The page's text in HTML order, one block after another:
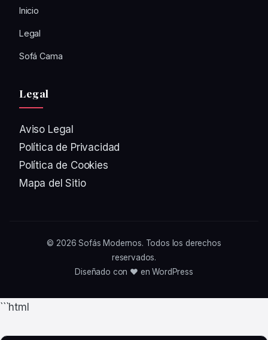
Inicio
Legal
Sofá Cama
Legal
Aviso Legal
Política de Privacidad
Política de Cookies
Mapa del Sitio
© 2026Sofás Modernos. Todos los derechos
reservados.
Diseñado con ❤️ en WordPress
```html